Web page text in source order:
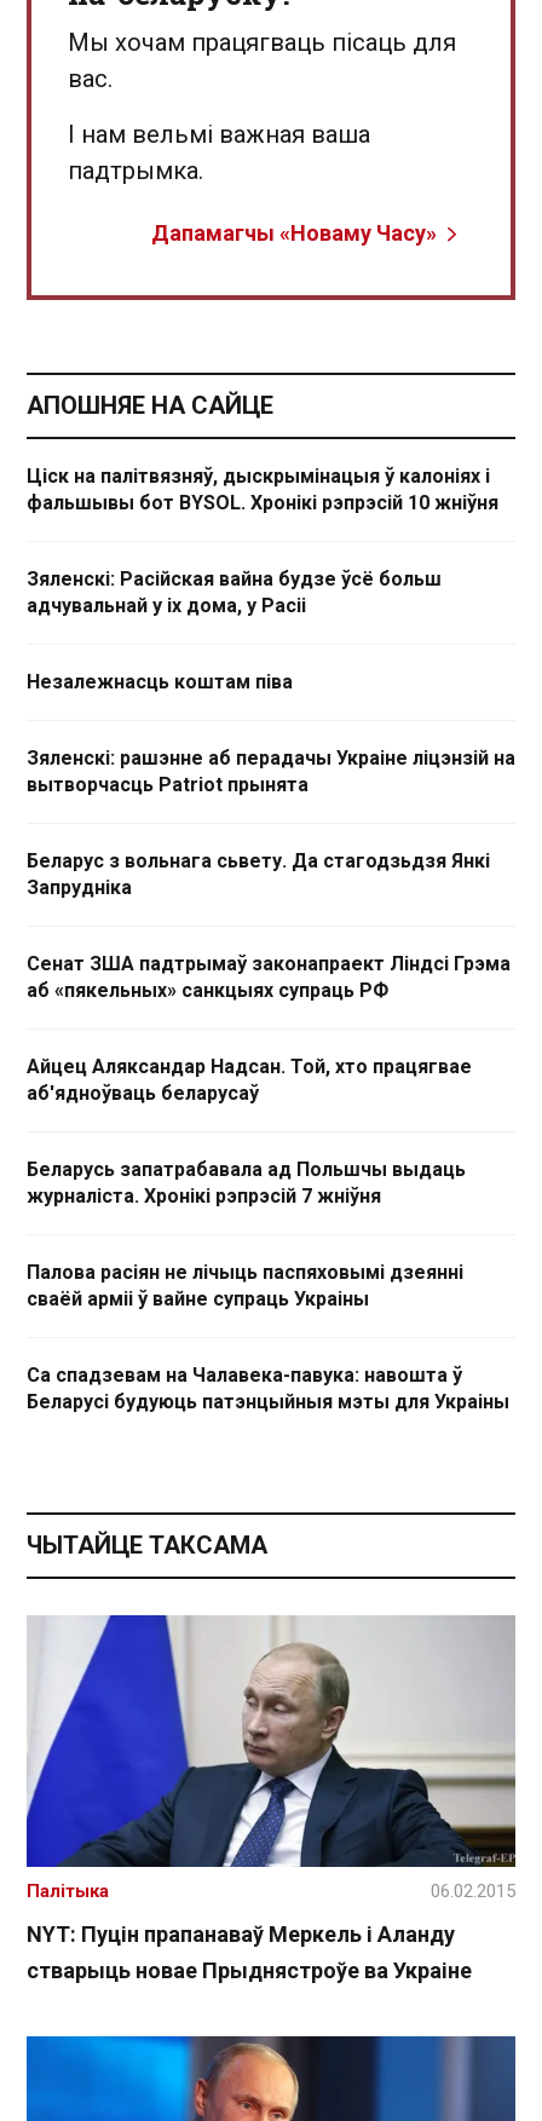
Мы хочам працягваць пісаць для
вас.
І нам вельмі важная ваша
падтрымка.
Дапамагчы «Новаму Часу»
АПОШНЯЕ НА САЙЦЕ
Ціск на палітвязняў, дыскрымінацыя ў калоніях і
фальшывы бот BYSOL. Хронікі рэпрэсій 10 жніўня
Зяленскі: Расійская вайна будзе ўсё больш
адчувальнай у іх дома, у Расіі
Незалежнасць коштам піва
Зяленскі: рашэнне аб перадачы Украіне ліцэнзій на
вытворчасць Patriot прынята
Беларус з вольнага сьвету. Да стагодзьдзя Янкі
Запрудніка
Сенат ЗША падтрымаў законапраект Ліндсі Грэма
аб «пякельных» санкцыях супраць РФ
Айцец Аляксандар Надсан. Той, хто працягвае
аб'ядноўваць беларусаў
Беларусь запатрабавала ад Польшчы выдаць
журналіста. Хронікі рэпрэсій 7 жніўня
Палова расіян не лічыць паспяховымі дзеянні
сваёй арміі ў вайне супраць Украіны
Са спадзевам на Чалавека-павука: навошта ў
Беларусі будуюць патэнцыйныя мэты для Украіны
ЧЫТАЙЦЕ ТАКСАМА
NYT: Пуцін прапанаваў Меркель і Аланду
стварыць новае Прыднястроўе ва Украіне
Палітыка 06.02.2015